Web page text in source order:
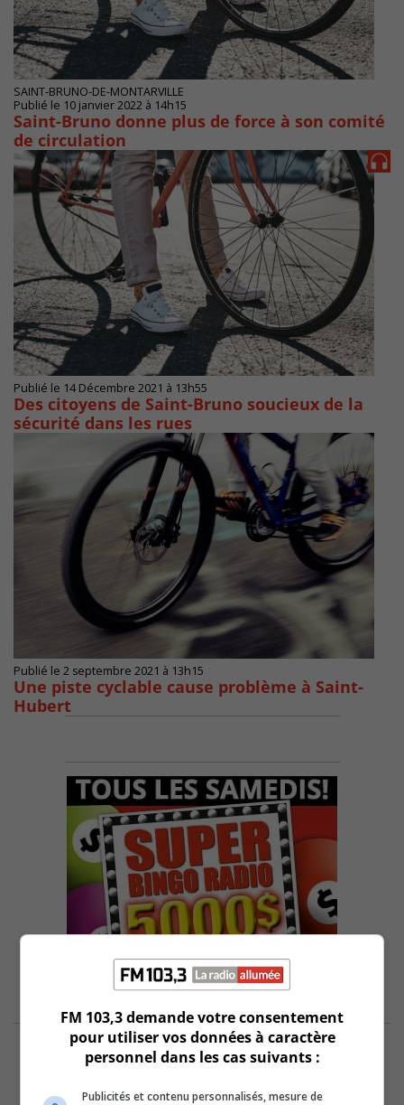
SAINT-BRUNO-DE-MONTARVILLE
Publié le 10 janvier 2022 à 14h15
Saint-Bruno donne plus de force à son comité
de circulation
Publié le 14 Décembre 2021 à 13h55
Des citoyens de Saint-Bruno soucieux de la
sécurité dans les rues
Publié le 2 septembre 2021 à 13h15
Une piste cyclable cause problème à Saint-
Hubert
FM 103,3 demande votre consentement
pour utiliser vos données à caractère
personnel dans les cas suivants :
Publicités et contenu personnalisés, mesure de